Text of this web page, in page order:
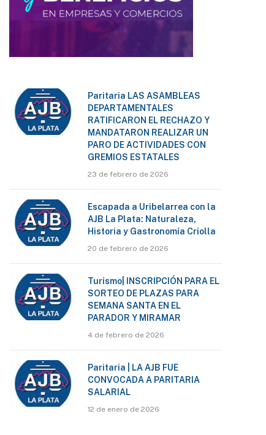
Paritaria LAS ASAMBLEAS
DEPARTAMENTALES
RATIFICARON EL RECHAZO Y
MANDATARON REALIZAR UN
PARO DE ACTIVIDADES CON
GREMIOS ESTATALES
23 de febrero de 2026
Escapada a Uribelarrea con la
AJB La Plata: Naturaleza,
Historia y Gastronomía Criolla
20 de febrero de 2026
Turismo| INSCRIPCIÓN PARA EL
SORTEO DE PLAZAS PARA
SEMANA SANTA EN EL
PARADOR Y MIRAMAR
4 de febrero de 2026
Paritaria | LA AJB FUE
CONVOCADA A PARITARIA
SALARIAL
12 de enero de 2026